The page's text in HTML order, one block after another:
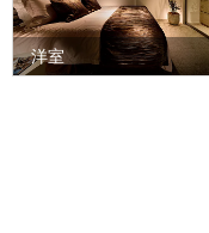
洋室